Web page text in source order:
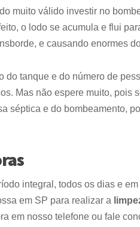
muito válido investir no
o lodo se acumula e flui
e causando enormes
tanque e do número de
Mas não espere muito, pois
séptica e do bombeamento,
integral, todos os dias e
em SP para realizar a
em nosso telefone ou fale